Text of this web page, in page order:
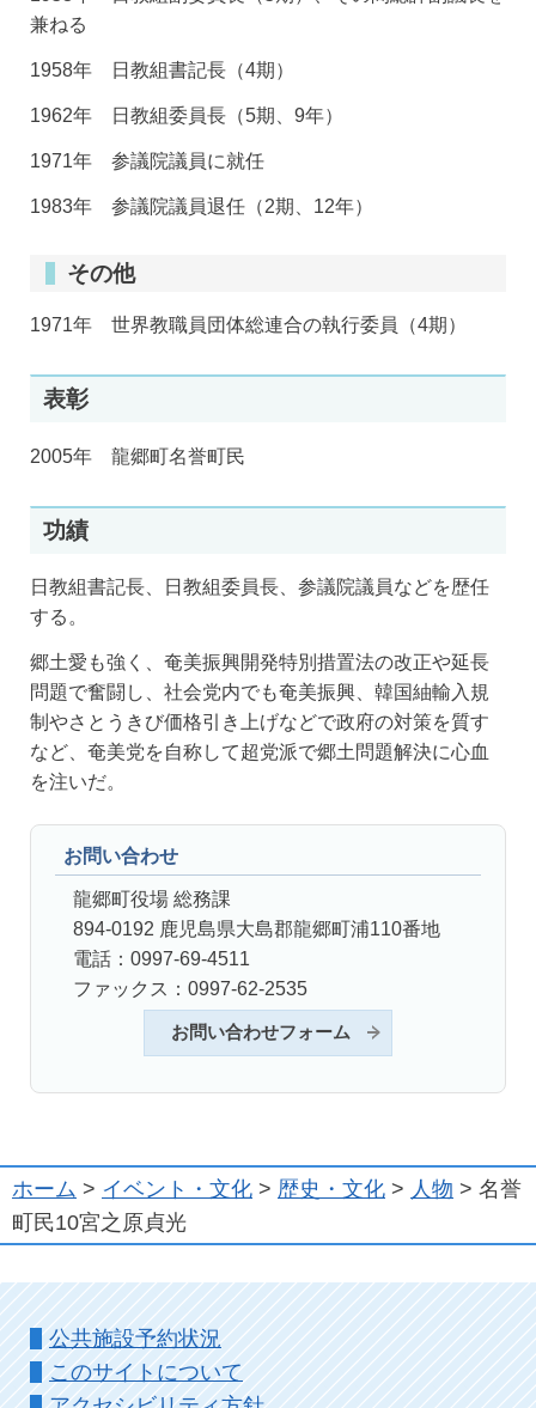
兼ねる
1958年 日教組書記長（4期）
1962年 日教組委員長（5期、9年）
1971年 参議院議員に就任
1983年 参議院議員退任（2期、12年）
その他
1971年 世界教職員団体総連合の執行委員（4期）
表彰
2005年 龍郷町名誉町民
功績
日教組書記長、日教組委員長、参議院議員などを歴任
する。
郷土愛も強く、奄美振興開発特別措置法の改正や延長
問題で奮闘し、社会党内でも奄美振興、韓国紬輸入規
制やさとうきび価格引き上げなどで政府の対策を質す
など、奄美党を自称して超党派で郷土問題解決に心血
を注いだ。
お問い合わせ
龍郷町役場 総務課
894-0192 鹿児島県大島郡龍郷町浦110番地
電話：0997-69-4511
ファックス：0997-62-2535
お問い合わせフォーム
ホーム > イベント・文化 > 歴史・文化 > 人物 > 名誉
町民10宮之原貞光
公共施設予約状況
このサイトについて